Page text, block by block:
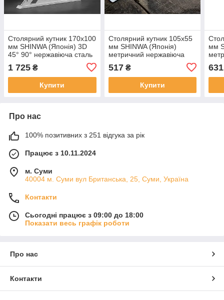
Столярний кутник 170х100
мм SHINWA (Японія) 3D
45° 90° нержавіюча сталь
1 725 ₴
Купити
Столярний кутник 105х55
мм SHINWA (Японія)
метричний нержавіюча
517₴
Купити
мм
631
Про нас
100% позитивних з 251 відгука за рік
Працює з 10.11.2024
м. Суми
40004 м. Суми вул Британська, 25, Суми, Україна
Контакти
Сьогодні працює з 09:00 до 18:00
Показати весь графік роботи
Про нас
Контакти